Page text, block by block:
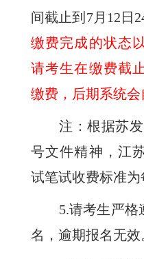
间截止到 7月 12日
缴费完成的状态
请考生在缴费截
缴费，后期系统会
注：根据苏
号文件精神，江
试笔试收费标准
5.请考生严格
名，逾期报名无效